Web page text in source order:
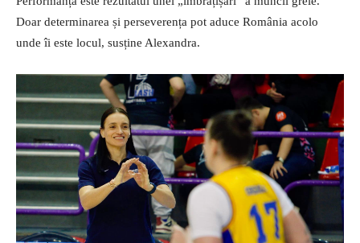
Doar determinarea și perseverența pot aduce România acolo
unde îi este locul, susține Alexandra.